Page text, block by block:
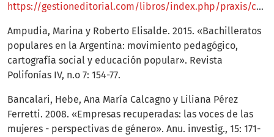
https://gestioneditorial.com/libros/index.php/praxis/catalog/book/e1481273
Ampudia, Marina y Roberto Elisalde. 2015. «Bachilleratos
populares en la Argentina: movimiento pedagógico,
cartografía social y educación popular». Revista
Polifonías IV, n.o 7: 154-77.
Bancalari, Hebe, Ana María Calcagno y Liliana Pérez
Ferretti. 2008. «Empresas recuperadas: las voces de las
mujeres - perspectivas de género». Anu. investig., 15: 171-